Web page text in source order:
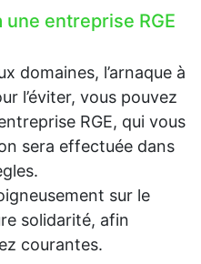
entreprise RGE
domaines, l’arnaque à
l’éviter, vous pouvez
RGE, qui vous
sera effectuée dans
sur le
solidarité, afin
courantes.